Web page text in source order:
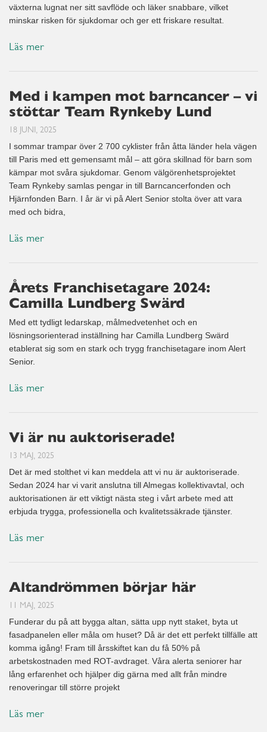
växterna lugnat ner sitt savflöde och läker snabbare, vilket
minskar risken för sjukdomar och ger ett friskare resultat.
Läs mer
Med i kampen mot barncancer – vi
stöttar Team Rynkeby Lund
18 JUNI, 2025
I sommar trampar över 2 700 cyklister från åtta länder hela vägen
till Paris med ett gemensamt mål – att göra skillnad för barn som
kämpar mot svåra sjukdomar. Genom välgörenhetsprojektet
Team Rynkeby samlas pengar in till Barncancerfonden och
Hjärnfonden Barn. I år är vi på Alert Senior stolta över att vara
med och bidra,
Läs mer
Årets Franchisetagare 2024:
Camilla Lundberg Swärd
Med ett tydligt ledarskap, målmedvetenhet och en
lösningsorienterad inställning har Camilla Lundberg Swärd
etablerat sig som en stark och trygg franchisetagare inom Alert
Senior.
Läs mer
Vi är nu auktoriserade!
13 MAJ, 2025
Det är med stolthet vi kan meddela att vi nu är auktoriserade.
Sedan 2024 har vi varit anslutna till Almegas kollektivavtal, och
auktorisationen är ett viktigt nästa steg i vårt arbete med att
erbjuda trygga, professionella och kvalitetssäkrade tjänster.
Läs mer
Altandrömmen börjar här
11 MAJ, 2025
Funderar du på att bygga altan, sätta upp nytt staket, byta ut
fasadpanelen eller måla om huset? Då är det ett perfekt tillfälle att
komma igång! Fram till årsskiftet kan du få 50% på
arbetskostnaden med ROT-avdraget. Våra alerta seniorer har
lång erfarenhet och hjälper dig gärna med allt från mindre
renoveringar till större projekt
Läs mer